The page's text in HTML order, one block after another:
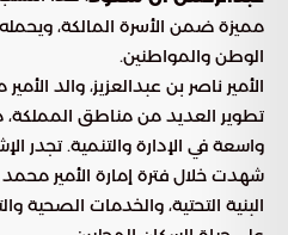
مميزة ضمن الأسرة المالكة،
الوطن والمواطنين.
الأمير ناصر بن عبدالعزيز، والد
تطوير العديد من مناطق المملكة،
واسعة في الإدارة والتنمية. تجدر
شهدت خلال فترة إمارة الأمير
البنية التحتية، والخدمات الصحية